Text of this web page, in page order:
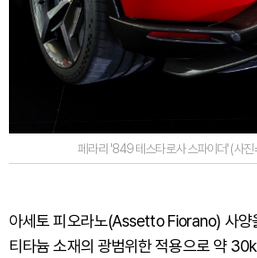
페라리 '849 테스타로사 스파이더' (사진
아세토 피오라노(Assetto Fiorano) 사양
티타늄 소재의 광범위한 적용으로 약